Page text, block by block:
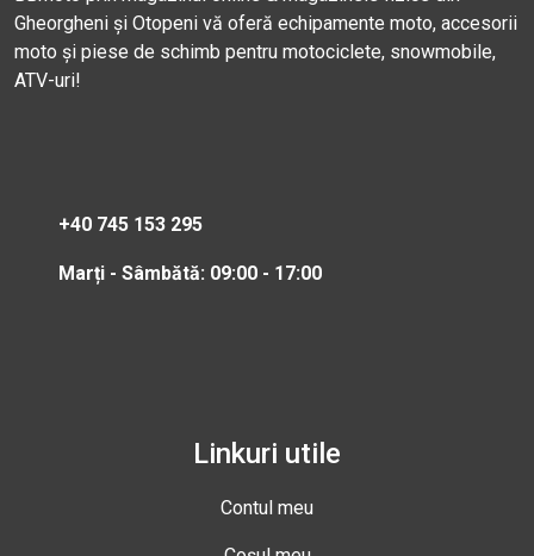
Gheorgheni și Otopeni vă oferă echipamente moto, accesorii
moto și piese de schimb pentru motociclete, snowmobile,
ATV-uri!
+40 745 153 295
Marți - Sâmbătă: 09:00 - 17:00
Linkuri utile
Contul meu